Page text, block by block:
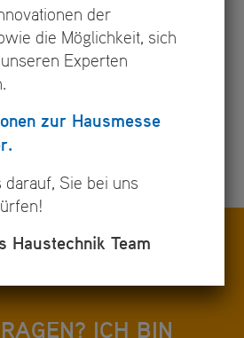
der
die Möglichkeit, sich
Experten
zur Hausmesse
Sie bei uns
Haustechnik Team
über Vor- und Nachteile der
ICH BIN